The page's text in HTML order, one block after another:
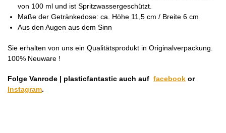
von 100 ml und ist Spritzwassergeschützt.
Maße der Getränkedose: ca. Höhe 11,5 cm / Breite 6 cm
Aus den Augen aus dem Sinn
Sie erhalten von uns ein Qualitätsprodukt in Originalverpackung.
100% Neuware !
Folge Vanrode | plasticfantastic auch auf facebook or
Instagram.